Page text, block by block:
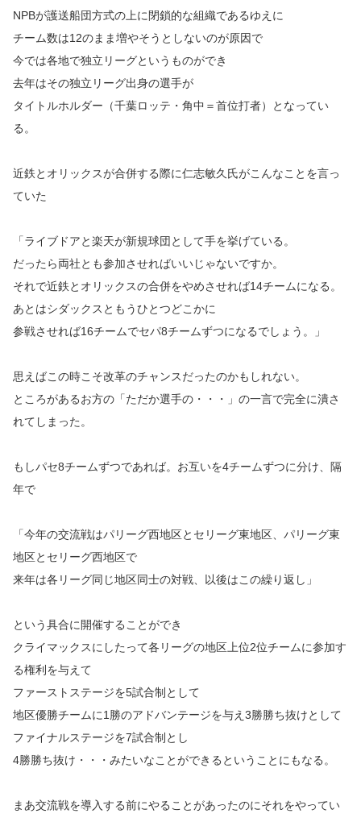
NPBが護送船団方式の上に閉鎖的な組織であるゆえに
チーム数は12のまま増やそうとしないのが原因で
今では各地で独立リーグというものができ
去年はその独立リーグ出身の選手が
タイトルホルダー（千葉ロッテ・角中＝首位打者）となってい
る。
近鉄とオリックスが合併する際に仁志敏久氏がこんなことを言っ
ていた
「ライブドアと楽天が新規球団として手を挙げている。
だったら両社とも参加させればいいじゃないですか。
それで近鉄とオリックスの合併をやめさせれば14チームになる。
あとはシダックスともうひとつどこかに
参戦させれば16チームでセパ8チームずつになるでしょう。」
思えばこの時こそ改革のチャンスだったのかもしれない。
ところがあるお方の「ただか選手の・・・」の一言で完全に潰さ
れてしまった。
もしパセ8チームずつであれば。お互いを4チームずつに分け、隔
年で
「今年の交流戦はパリーグ西地区とセリーグ東地区、パリーグ東
地区とセリーグ西地区で
来年は各リーグ同じ地区同士の対戦、以後はこの繰り返し」
という具合に開催することができ
クライマックスにしたって各リーグの地区上位2位チームに参加す
る権利を与えて
ファーストステージを5試合制として
地区優勝チームに1勝のアドバンテージを与え3勝勝ち抜けとして
ファイナルステージを7試合制とし
4勝勝ち抜け・・・みたいなことができるということにもなる。
まあ交流戦を導入する前にやることがあったのにそれをやってい